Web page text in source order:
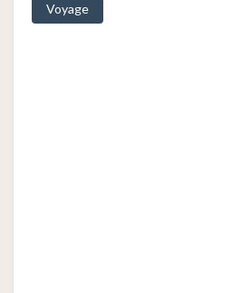
Voyage